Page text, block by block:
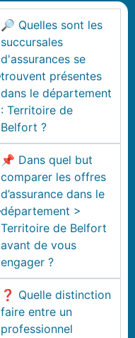
🔎 Quelles sont les
succursales
d'assurances se
trouvent présentes
dans le département
: Territoire de
Belfort ?
📌 Dans quel but
comparer les offres
d’assurance dans le
département >
Territoire de Belfort
avant de vous
engager ?
❓ Quelle distinction
faire entre un
professionnel